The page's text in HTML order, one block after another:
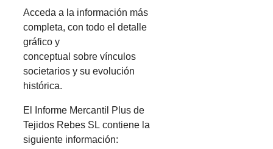
Acceda a la información más
completa, con todo el detalle
gráfico y
conceptual sobre vínculos
societarios y su evolución
histórica.
El Informe Mercantil Plus de
Tejidos Rebes SL contiene la
siguiente información: